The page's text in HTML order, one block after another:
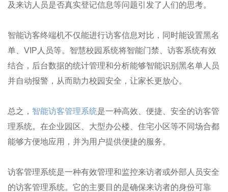
及来访人员是否真实登记信息等问题引发了人们的思考。
智能访客终端机不仅能进行访客信息对比，同时能设置黑名
单、VIP人员等。智慧校园系统将智能门禁、访客系统有效
结合，后台数据的统计管理和分析能够智能识别黑名单人员
并自动报警，从而助力校园安全，让家长更放心。
总之， 智能访客管理系统是一种高效、便捷、安全的访客管
理系统。在企业园区、大型办公楼、住宅小区等不同场合都
能够方便地应用，并为用户提供便捷的服务。
访客管理系统是一种有效管理和监控来访者或外部人员安全
的访客管理系统。它的主要目的是确保来访者的身份可靠